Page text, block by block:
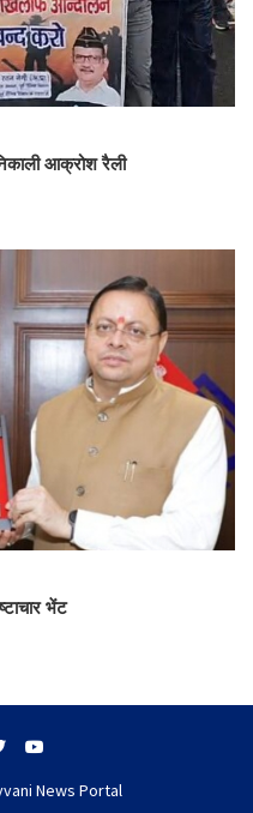
आक्रोश रैली
भेंट
News Portal